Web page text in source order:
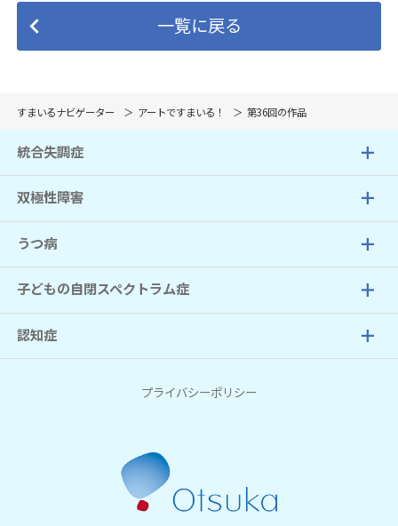
一覧に戻る
すまいるナビゲーター アートですまいる！ 第36回の作品
統合失調症
双極性障害
うつ病
子どもの自閉スペクトラム症
認知症
プライバシーポリシー